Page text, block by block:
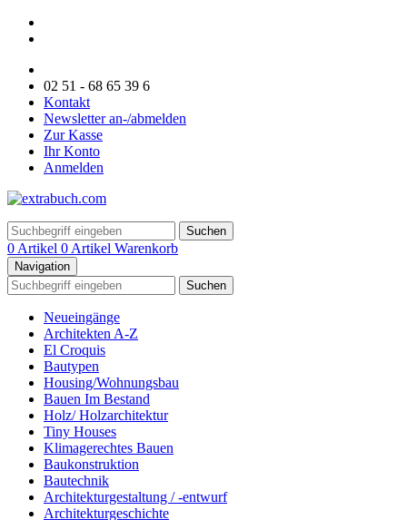
02 51 - 68 65 39 6
Kontakt
Newsletter an-/abmelden
Zur Kasse
Ihr Konto
Anmelden
Suchen
0 Artikel 0 Artikel Warenkorb
Navigation
Suchen
Neueingänge
Architekten A-Z
El Croquis
Bautypen
Housing/Wohnungsbau
Bauen Im Bestand
Holz/ Holzarchitektur
Tiny Houses
Klimagerechtes Bauen
Baukonstruktion
Bautechnik
Architekturgestaltung / -entwurf
Architekturgeschichte